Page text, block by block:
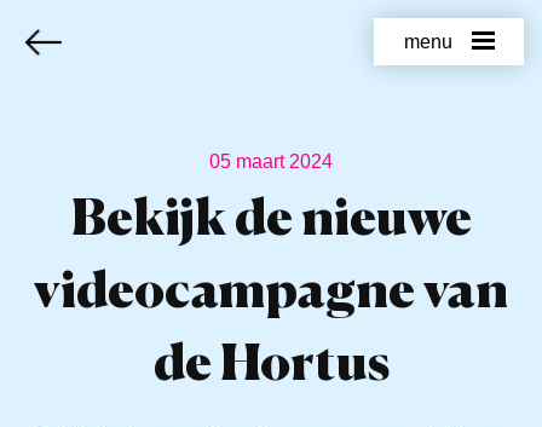
menu
05 maart 2024
Bekijk de nieuwe
videocampagne van
de Hortus